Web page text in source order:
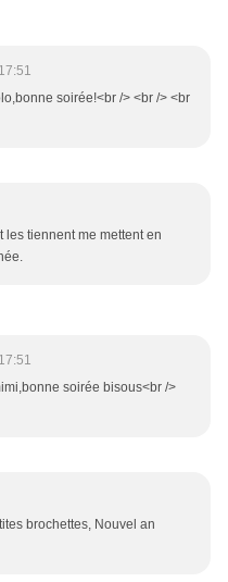
soirée!<br /> <br /> <br
les tiennent me mettent en
soirée bisous<br />
brochettes, Nouvel an